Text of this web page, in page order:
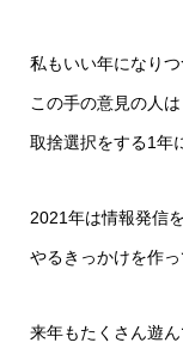
私もいい年になり
この手の意見の人は
取捨選択をする1年
2021年は情報発信
やるきっかけを作
来年もたくさん遊